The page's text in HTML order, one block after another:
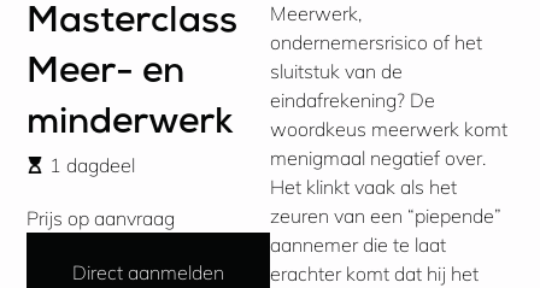
Masterclass
Meer- en
minderwerk
1 dagdeel
Prijs op aanvraag
Direct aanmelden
Meerwerk,
ondernemersrisico of het
sluitstuk van de
eindafrekening? De
woordkeus meerwerk komt
menigmaal negatief over.
Het klinkt vaak als het
zeuren van een “piepende”
aannemer die te laat
erachter komt dat hij het